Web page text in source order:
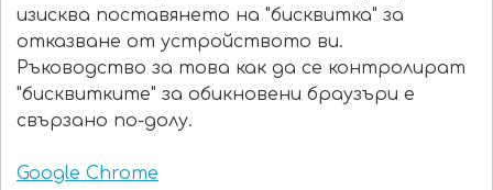
изисква поставянето на "бисквитка" за
отказване от устройството ви.
Ръководство за това как да се контролират
"бисквитките" за обикновени браузъри е
свързано по-долу.
Google Chrome